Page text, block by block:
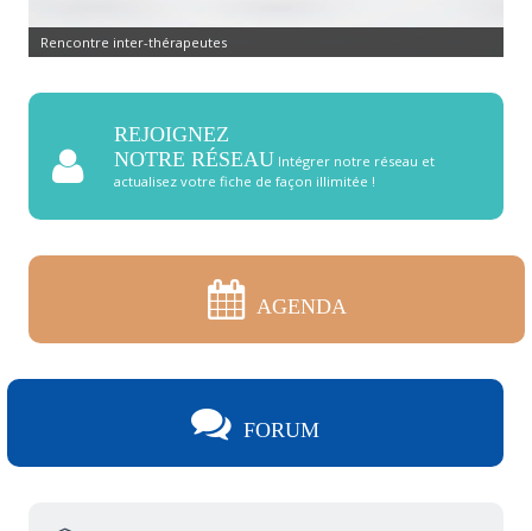
Rencontre inter-thérapeutes
REJOIGNEZ
NOTRE RÉSEAU Intégrer notre réseau et
actualisez votre fiche de façon illimitée !
AGENDA
FORUM